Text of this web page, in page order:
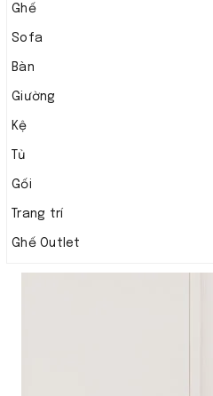
Ghế
Sofa
Bàn
Giường
Kệ
Tủ
Gối
Trang trí
Ghế Outlet